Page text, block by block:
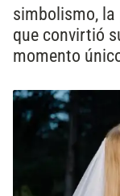
simbolismo,
que convirtió
momento